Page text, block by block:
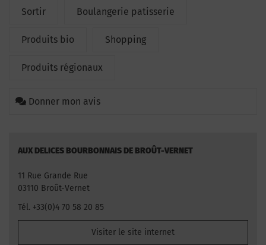
Sortir Boulangerie patisserie
Produits bio Shopping
Produits régionaux
Donner mon avis
AUX DELICES BOURBONNAIS DE BROÛT-VERNET
11 Rue Grande Rue
03110 Broût-Vernet
Tél. +33(0)4 70 58 20 85
Visiter le site internet